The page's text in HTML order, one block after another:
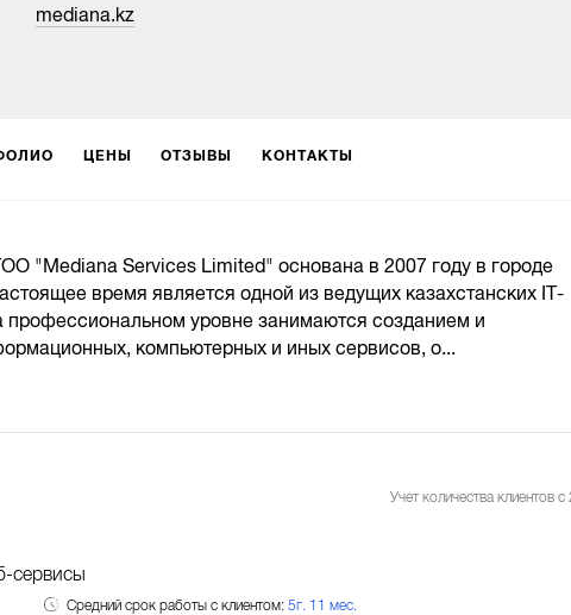
mediana.kz
ЦЕНЫ ОТЗЫВЫ КОНТАКТЫ
"Mediana Services Limited" основана в 2007 году в городе
время является одной из ведущих казахстанских IT-
профессиональном уровне занимаются созданием и
компьютерных и иных сервисов, о...
Учет количества клиентов с
сервисы
Средний срок работы с клиентом: 5г. 11 мес.